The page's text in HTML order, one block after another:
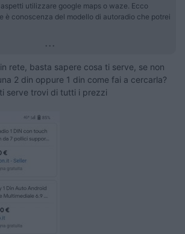
utilizzare google maps o waze. Ecco
è conoscenza del modello di autoradio che potrei
...
rete, basta sapere cosa ti serve, se non
2 din oppure 1 din come fai a cercarla?
serve trovi di tutti i prezzi